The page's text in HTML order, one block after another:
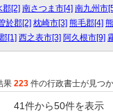
郡[2] 南さつま市[4] 南九州市
於郡[2] 枕崎市[3] 熊毛郡[4]
[1] 西之表市[3] 阿久根市[9]
果 223 件の行政書士が見つ
41件から50件を表